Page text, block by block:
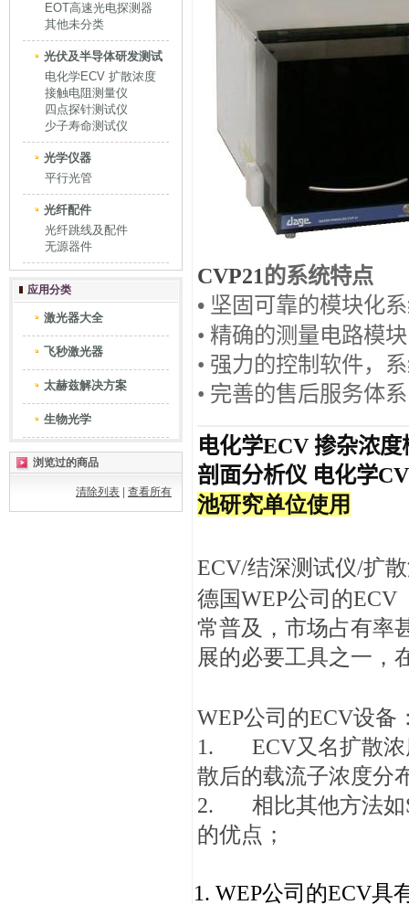
EOT高速光电探测器
其他未分类
光伏及半导体研发测试
电化学ECV 扩散浓度
接触电阻测量仪
四点探针测试仪
少子寿命测试仪
光学仪器
平行光管
光纤配件
光纤跳线及配件
无源器件
应用分类
激光器大全
飞秒激光器
太赫兹解决方案
生物光学
浏览过的商品
清除列表 查看所有
CVP21的系统特点
• 坚固可靠的模块化
• 精确的测量电路模块
• 强力的控制软件，
• 完善的售后服务体系
电化学ECV 掺杂浓
剖面分析仪 电化学
池研究单位使用
ECV/结深测试仪/扩
德国WEP公司的ECV
常普及，市场占有率
展的必要工具之一，
WEP公司的ECV设备
1. ECV又名扩散浓
散后的载流子浓度分
2. 相比其他方法如
的优点；
WEP公司的ECV具